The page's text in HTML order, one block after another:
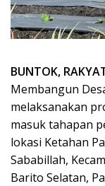
BUNTOK,
Membangun
melaksanakan
masuk tahapan
lokasi Ketahan
Sababillah,
Barito Selatan,